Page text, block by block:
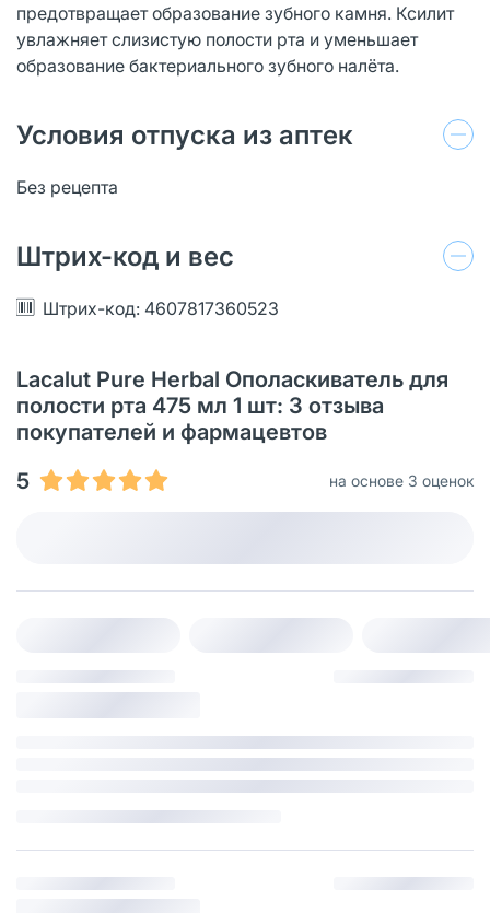
предотвращает образование зубного камня. Ксилит
увлажняет слизистую полости рта и уменьшает
образование бактериального зубного налёта.
Условия отпуска из аптек
Без рецепта
Штрих-код и вес
Штрих-код: 4607817360523
Lacalut Рure Herbal Ополаскиватель для
полости рта 475 мл 1 шт: 3 отзыва
покупателей и фармацевтов
5
на основе 3 оценок